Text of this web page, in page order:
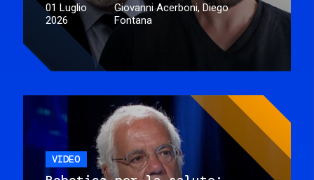
01 Luglio
2026
Giovanni Acerboni, Diego
Fontana
VIDEO